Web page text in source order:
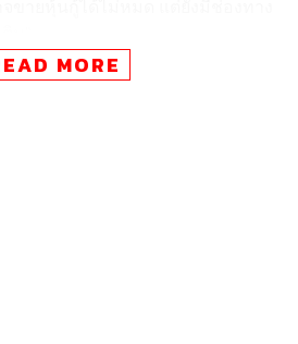
ำหนดชำระคืนหนี้หุ้นกู้ในปีนี้ไม่ใช่
MORE